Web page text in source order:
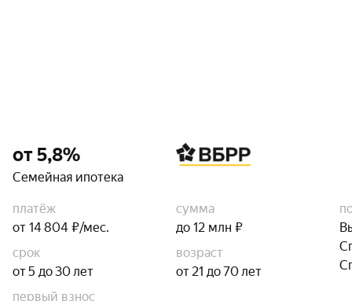
от 5,8%
Семейная ипотека
платёж
от 14 804 ₽/мес.
сумма
до 12 млн ₽
срок
от 5 до 30 лет
возраст
от 21 до 70 лет
первый взнос